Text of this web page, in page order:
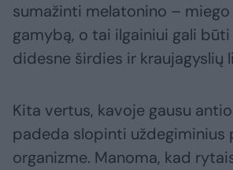
sumažinti melatonino –
gamybą, o tai ilgainiui gali
didesne širdies ir kraujagyslių
Kita vertus, kavoje gausu
padeda slopinti uždegiminius
organizme. Manoma, kad